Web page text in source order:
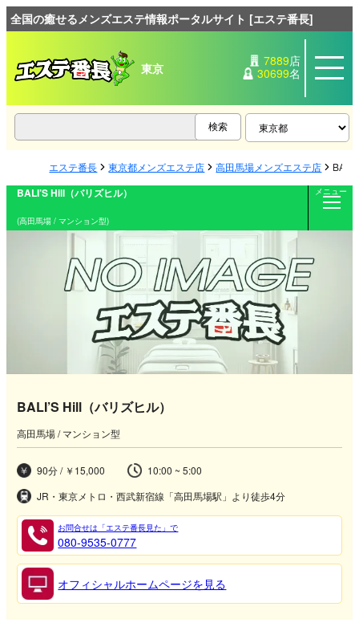
全国の癒せるメンズエステ情報ポータルサイト [エステ番長]
東京 7889店
30699名
エステ番長 東京都メンズエステ店 高田馬場メンズエステ店
BALI’S Hill（バリズヒル）
(高田馬場 / マンション型)
メニュー
BALI’S Hill（バリズヒル）
高田馬場 / マンション型
90分 / ￥15,000
10:00 ~ 5:00
JR・東京メトロ・西武新宿線「高田馬場駅」より徒歩4分
お問合せは「エステ番長見た」で
080-9535-0777
オフィシャルホームページを見る